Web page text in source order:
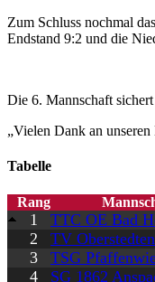
Zum Schluss nochmal
Endstand 9:2 und die
Die 6. Mannschaft
„Vielen Dank an
Tabelle
Rang
1 TTC OE Bad
2
TV
3
TSG
4
SG 1862